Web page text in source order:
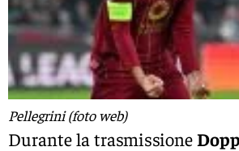
Pellegrini (foto web)
Durante la trasmissione